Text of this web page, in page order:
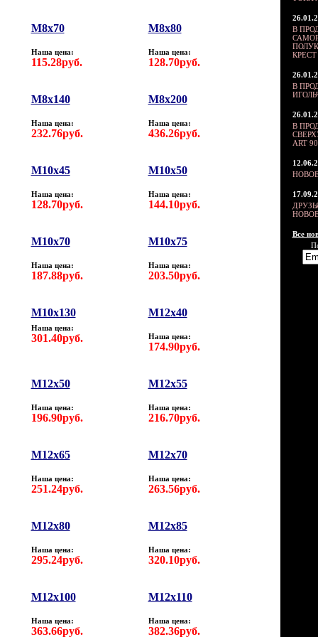
M8х70
Наша цена:
115.28руб.
M8х80
Наша цена:
128.70руб.
M8х140
Наша цена:
232.76руб.
M8х200
Наша цена:
436.26руб.
M10х45
Наша цена:
128.70руб.
M10х50
Наша цена:
144.10руб.
M10х70
Наша цена:
187.88руб.
M10х75
Наша цена:
203.50руб.
М10х130
Наша цена:
301.40руб.
M12х40
Наша цена:
174.90руб.
M12х50
Наша цена:
196.90руб.
M12х55
Наша цена:
216.70руб.
M12х65
Наша цена:
251.24руб.
M12х70
Наша цена:
263.56руб.
M12х80
Наша цена:
295.24руб.
M12х85
Наша цена:
320.10руб.
M12х100
Наша цена:
363.66руб.
M12х110
Наша цена:
382.36руб.
В
КРЕСТ
В
В
ART
Все